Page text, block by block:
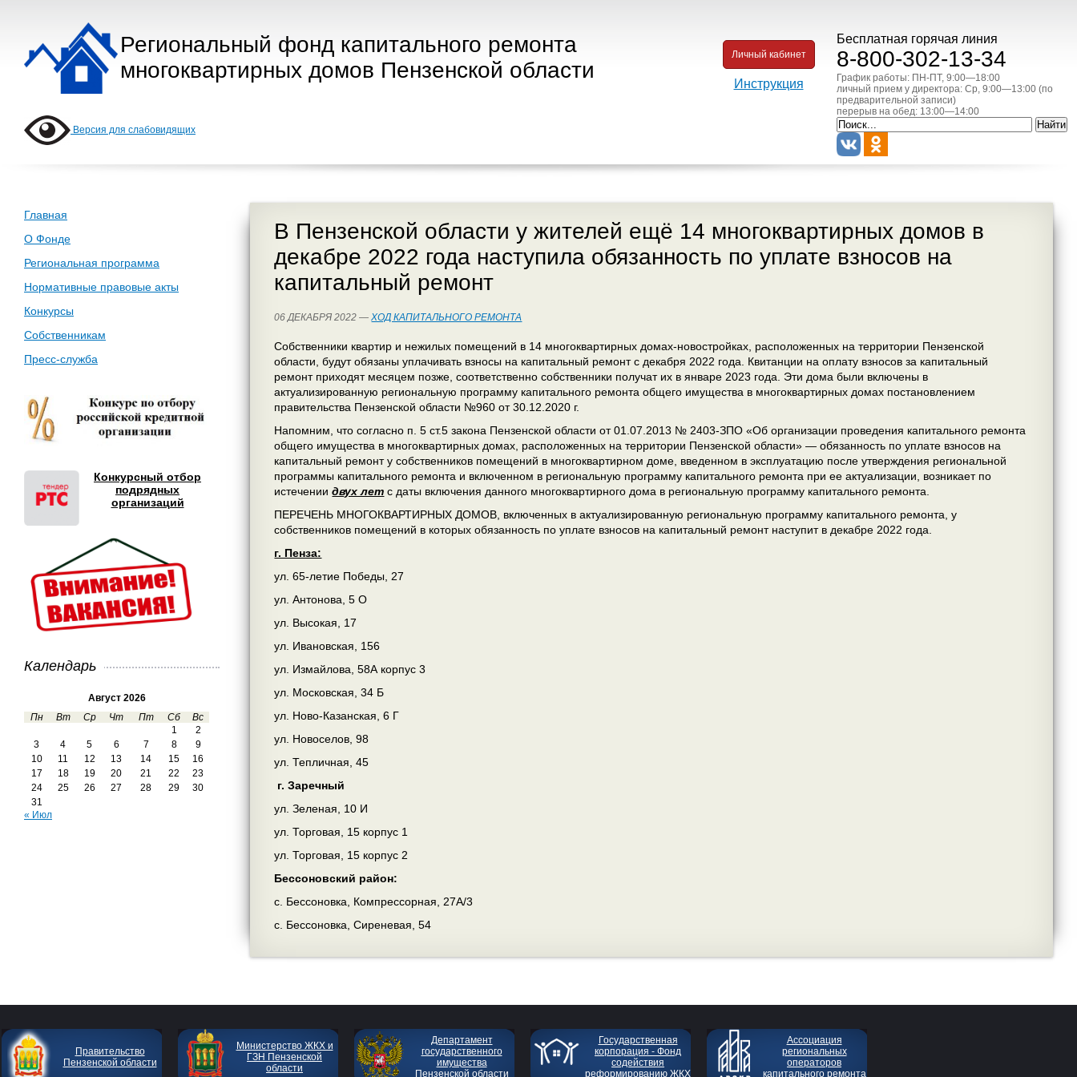
Региональный фонд капитального ремонта
многоквартирных домов Пензенской области
Бесплатная горячая линия
8-800-302-13-34
График работы: ПН-ПТ, 9:00—18:00
личный прием у директора: Ср, 9:00—13:00 (по
предварительной записи)
перерыв на обед: 13:00—14:00
Личный кабинет
Инструкция
Версия для слабовидящих
Главная
О Фонде
Региональная программа
Нормативные правовые акты
Конкурсы
Собственникам
Пресс-служба
Конкурсный отбор
подрядных
организаций
Календарь
Август 2026
Пн
Вт Ср Чт Пт Сб
Вс
1
2
3
4 5 6 7 8
9
10
11 12 13 14 15
16
17
18 19 20 21 22
23
24
25 26 27 28 29
30
31
« Июл
В Пензенской области у жителей ещё 14 многоквартирных домов в
декабре 2022 года наступила обязанность по уплате взносов на
капитальный ремонт
06 ДЕКАБРЯ 2022 —ХОД КАПИТАЛЬНОГО РЕМОНТА
Собственники квартир и нежилых помещений в 14 многоквартирных домах-новостройках, расположенных на территории Пензенской
области, будут обязаны уплачивать взносы на капитальный ремонт с декабря 2022 года. Квитанции на оплату взносов за капитальный
ремонт приходят месяцем позже, соответственно собственники получат их в январе 2023 года. Эти дома были включены в
актуализированную региональную программу капитального ремонта общего имущества в многоквартирных домах постановлением
правительства Пензенской области №960 от 30.12.2020 г.
Напомним, что согласно п. 5 ст.5 закона Пензенской области от 01.07.2013 № 2403-ЗПО «Об организации проведения капитального ремонта
общего имущества в многоквартирных домах, расположенных на территории Пензенской области» — обязанность по уплате взносов на
капитальный ремонт у собственников помещений в многоквартирном доме, введенном в эксплуатацию после утверждения региональной
программы капитального ремонта и включенном в региональную программу капитального ремонта при ее актуализации, возникает по
истечениидвух лет с даты включения данного многоквартирного дома в региональную программу капитального ремонта.
ПЕРЕЧЕНЬ МНОГОКВАРТИРНЫХ ДОМОВ, включенных в актуализированную региональную программу капитального ремонта, у
собственников помещений в которых обязанность по уплате взносов на капитальный ремонт наступит в декабре 2022 года.
г. Пенза:
ул. 65-летие Победы, 27
ул. Антонова, 5 О
ул. Высокая, 17
ул. Ивановская, 156
ул. Измайлова, 58А корпус 3
ул. Московская, 34 Б
ул. Ново-Казанская, 6 Г
ул. Новоселов, 98
ул. Тепличная, 45
г. Заречный
ул. Зеленая, 10 И
ул. Торговая, 15 корпус 1
ул. Торговая, 15 корпус 2
Бессоновский район:
с. Бессоновка, Компрессорная, 27А/3
с. Бессоновка, Сиреневая, 54
Правительство
Пензенской области
Министерство ЖКХ и
ГЗН Пензенской
области
Департамент
государственного
имущества
Пензенской области
Государственная
корпорация - Фонд
содействия
реформированию ЖКХ
Ассоциация
региональных
операторов
капитального ремонта